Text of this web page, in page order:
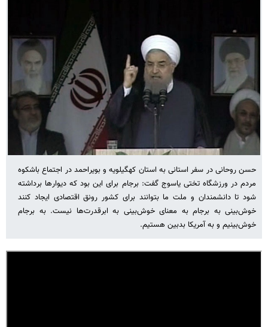
حسن روحانی در سفر استانی به استان کهگیلویه و بویراحمد در اجتماع باشکوه
مردم در ورزشگاه تختی یاسوج گفت: برجام برای این بود که دیوارها برداشته
شود تا دانشمندان و ملت ما بتوانند برای کشور رونق اقتصادی ایجاد کنند
خوش‌بینی به برجام به معنای خوش‌بینی به ابرقدرت‌ها نیست. به برجام
خوش‌بینیم و به آمریکا بدبین هستیم.